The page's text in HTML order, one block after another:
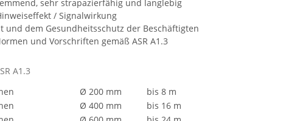
sehr strapazierfähig und langlebig
/ Signalwirkung
und dem Gesundheitsschutz der Beschäftigten
und Vorschriften gemäß ASR A1.3
A1.3
Ø 200 mm
bis 8 m
Ø 400 mm
bis 16 m